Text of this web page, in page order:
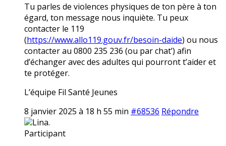
Tu parles de violences physiques de ton père à ton
égard, ton message nous inquiète. Tu peux
contacter le 119
(https://www.allo119.gouv.fr/besoin-daide) ou nous
contacter au 0800 235 236 (ou par chat’) afin
d’échanger avec des adultes qui pourront t’aider et
te protéger.
L’équipe Fil Santé Jeunes
8 janvier 2025 à 18 h 55 min #68536 Répondre
Lina.
Participant